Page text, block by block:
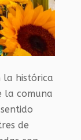
la histórica
la comuna
de